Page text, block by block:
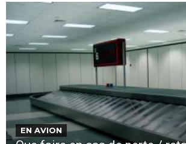
EN AVION